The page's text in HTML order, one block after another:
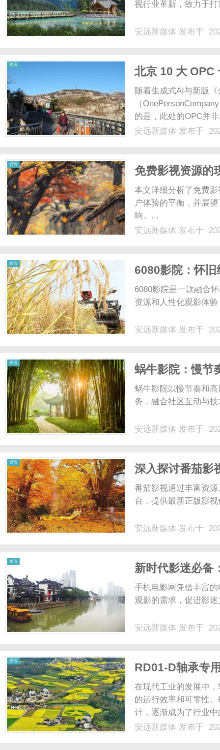
视行业革新，致力于
安远新媒体 发布于
资讯
北京 10 大 OPC
随着生成式AI与新版
（
的是，此处的OPC并
商业形态。目前北京
安远新媒体 发布于
资讯
免费影视资源的
本文详细分析了免费
户体验的平衡，并展
响。...
安远新媒体 发布于
资讯
6080影院：怀
6080影院是一款融合
资源和人性化观影体
安远新媒体 发布于
资讯
蜗牛影院：慢节
蜗牛影院以慢节奏和
务，融合社区互动与
安远新媒体 发布于
资讯
深入探讨番茄影
番茄影视通过丰富资
台，提供最新正版影
安远新媒体 发布于
资讯
新时代影迷必备
手机电影网凭借丰富
观影的需求，促进影
安远新媒体 发布于
资讯
RD01-D轴承专
在现代工业的发展中
的运行效率和可靠性
计，逐渐成为了行业
讨RD01-D轴承专用产
安远新媒体 发布于